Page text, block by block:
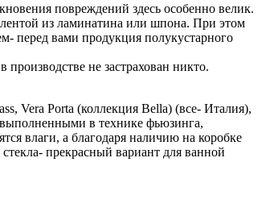
повреждений здесь особенно велик.
лентой из ламинатина или шпона. При этом
перед вами продукция полукустарного
не застрахован никто.
Vera Porta (коллекция Веlla) (все- Италия),
в технике фьюзинга,
влаги, а благодаря наличию на коробке
прекрасный вариант для ванной